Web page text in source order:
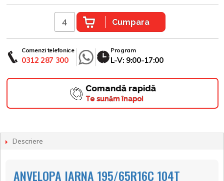
Cumpara
Comenzi telefonice
0312 287 300
Program
L-V: 9:00-17:00
Comandă rapidă
Te sunăm înapoi
Descriere
ANVELOPA IARNA 195/65R16C 104T